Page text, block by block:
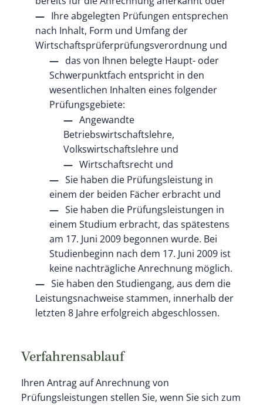
Ihre abgelegten Prüfungen entsprechen
nach Inhalt, Form und Umfang der
Wirtschaftsprüferprüfungsverordnung und
das von Ihnen belegte Haupt- oder
Schwerpunktfach entspricht in den
wesentlichen Inhalten eines folgender
Prüfungsgebiete:
Angewandte
Betriebswirtschaftslehre,
Volkswirtschaftslehre und
Wirtschaftsrecht und
Sie haben die Prüfungsleistung in
einem der beiden Fächer erbracht und
Sie haben die Prüfungsleistungen in
einem Studium erbracht, das spätestens
am 17. Juni 2009 begonnen wurde. Bei
Studienbeginn nach dem 17. Juni 2009 ist
keine nachträgliche Anrechnung möglich.
Sie haben den Studiengang, aus dem die
Leistungsnachweise stammen, innerhalb der
letzten 8 Jahre erfolgreich abgeschlossen.
Verfahrensablauf
Ihren Antrag auf Anrechnung von
Prüfungsleistungen stellen Sie, wenn Sie sich zum